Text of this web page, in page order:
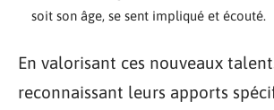
soit son âge, se sent impliqué et écouté.
En valorisant ces nouveaux
reconnaissant leurs apports